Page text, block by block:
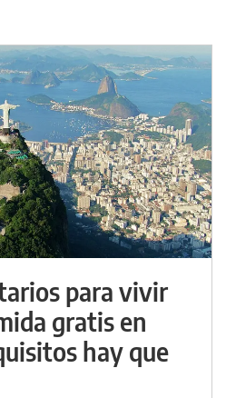
para vivir
gratis en
hay que